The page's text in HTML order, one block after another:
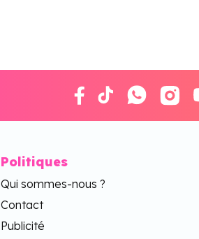
Politiques
Qui sommes-nous ?
Contact
Publicité